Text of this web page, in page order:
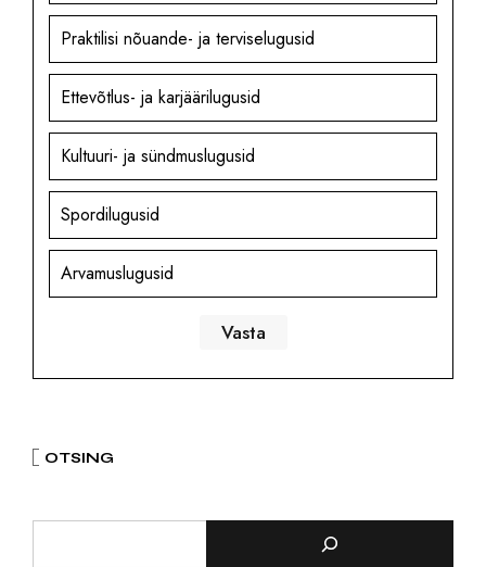
Praktilisi nõuande- ja terviselugusid
Ettevõtlus- ja karjäärilugusid
Kultuuri- ja sündmuslugusid
Spordilugusid
Arvamuslugusid
OTSING